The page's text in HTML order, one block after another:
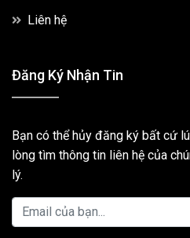
Liên hệ
Đăng Ký Nhận Tin
Bạn có thể hủy đăng ký bất cứ
lòng tìm thông tin liên hệ của
lý.